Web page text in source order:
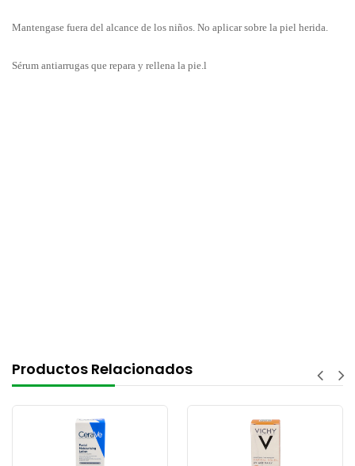
Mantengase fuera del alcance de los niños. No aplicar sobre la piel herida.
Sérum antiarrugas que repara y rellena la pie.l
Productos Relacionados